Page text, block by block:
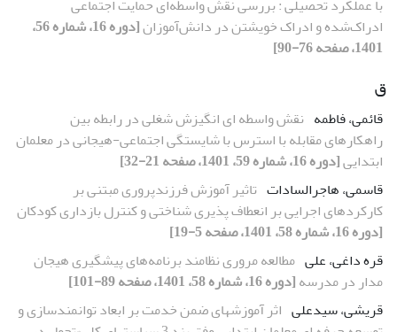
ادراک‌شده و ادراک خویشتن در دانش‌آموزان
[دوره 16، شماره 56،
1401، صفحه 76-90]
ق
قائمی، فاطمه نقش واسطه ای انگیزش شغلی در رابطه بین
راهکارهای مقابله با استرس با شایستگی اجتماعی-هیجانی در معلمان
ابتدایی[دوره 16، شماره 59، 1401، صفحه 21-32]
قاسمی، هاجرالسادات تاثیر آموزش فرزندپروری مبتنی بر
کارکردهای اجرایی بر انعطاف پذیری شناختی و کنترل بازداری کودکان
[دوره 16، شماره 58، 1401، صفحه 5-19]
قره داغی، علی مطالعه مروری نظامند برنامه‌های پیشگیری هیجان
مدار در مدرسه[دوره 16، شماره 58، 1401، صفحه 89-101]
قریشی، سیدعلی اثر آموزشهای ضمن خدمت بر ابعاد توانمندسازی و